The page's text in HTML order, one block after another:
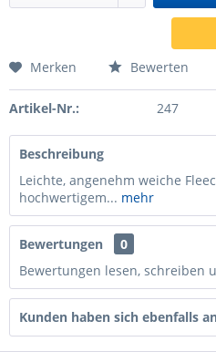
Merken Bewerten
Artikel-Nr.: 247
Beschreibung
Leichte, angenehm weiche
hochwertigem... mehr
Bewertungen
0
Bewertungen lesen, schreiben
Kunden haben sich ebenfalls